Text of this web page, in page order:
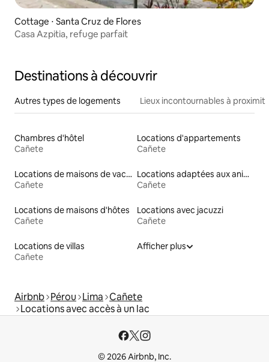
Cottage ⋅ Santa Cruz de Flores
Casa Azpitia, refuge parfait
Destinations à découvrir
Autres types de logements Lieux incontournables à
Chambres d'hôtel
Cañete
Locations d'appartements
Cañete
Locations de maisons de vacances
Cañete
Locations adaptées aux animaux
Cañete
Locations de maisons d'hôtes
Cañete
Locations avec jacuzzi
Cañete
Locations de villas
Cañete
Afficher plus
Airbnb Pérou Lima Cañete
Locations avec accès à un lac
© 2026 Airbnb, Inc.